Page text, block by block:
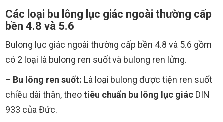
Các loại bu lông lục giác ngoài thường cấp
bền 4.8 và 5.6
Bulong lục giác ngoài thường cấp bền 4.8 và 5.6 gồm
có 2 loại là bulong ren suốt và bulong ren lửng.
– Bu lông ren suốt: Là loại bulong được tiện ren suốt
chiều dài thân, theotiêu chuẩn bu lông lục giác DIN
933 của Đức.